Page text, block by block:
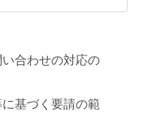
合わせの対応の
基づく要請の範